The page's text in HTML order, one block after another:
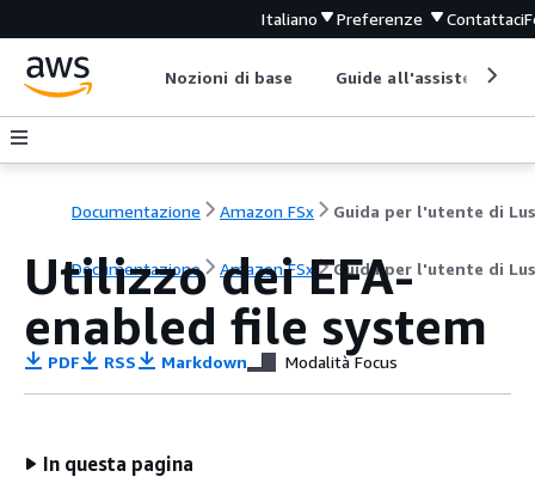
Italiano Preferenze Contattaci
Nozioni di base Guide all'assistenza
Documentazione Amazon FSx
Documentazione Amazon FSx Guida per l'utente di
Utilizzo dei EFA-
enabled file system
PDF RSS Markdown Modalità Focus
In questa pagina